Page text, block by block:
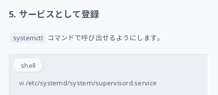
5. サービスとして登録
systemctl コマンドで呼び出せるようにします。
shell